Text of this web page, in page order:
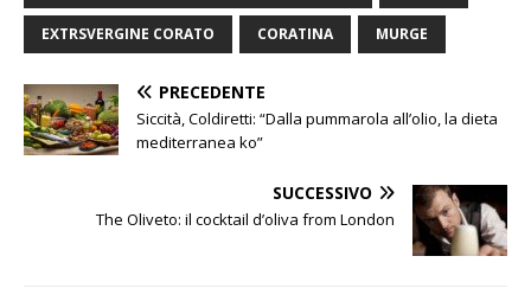
EXTRSVERGINE CORATO CORATINA MURGE
PRECEDENTE
Siccità, Coldiretti: “Dalla pummarola all’olio, la dieta
mediterranea ko”
SUCCESSIVO
The Oliveto: il cocktail d’oliva from London